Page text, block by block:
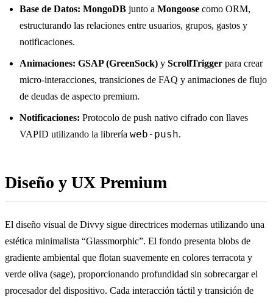
Base de Datos: MongoDB junto a Mongoose como ORM,
estructurando las relaciones entre usuarios, grupos, gastos y
notificaciones.
Animaciones: GSAP (GreenSock) y ScrollTrigger para crear
micro-interacciones, transiciones de FAQ y animaciones de flujo
de deudas de aspecto premium.
Notificaciones: Protocolo de push nativo cifrado con llaves
VAPID utilizando la librería web-push.
Diseño y UX Premium
El diseño visual de Divvy sigue directrices modernas utilizando una
estética minimalista “Glassmorphic”. El fondo presenta blobs de
gradiente ambiental que flotan suavemente en colores terracota y
verde oliva (sage), proporcionando profundidad sin sobrecargar el
procesador del dispositivo. Cada interacción táctil y transición de